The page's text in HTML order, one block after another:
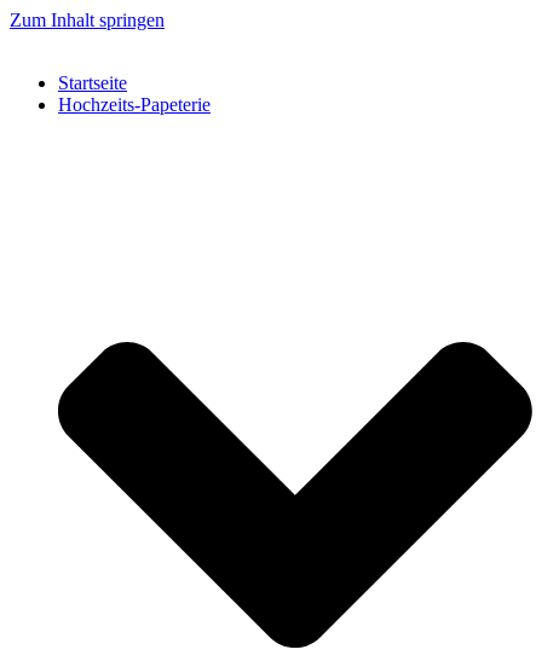
Zum Inhalt springen
Startseite
Hochzeits-Papeterie